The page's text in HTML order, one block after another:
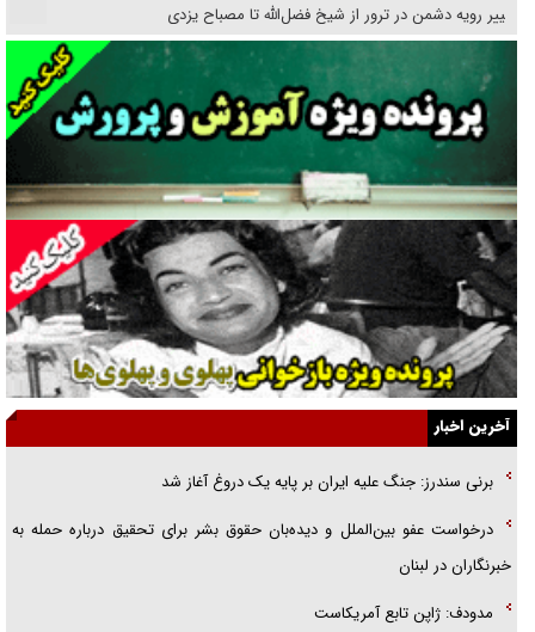
تغییر رویه دشمن در ترور از شیخ فضل‌الله تا مصباح یزدی
خرید قسطی اولش خنده و آخرش گریه است!
فوتبال و آن «بالا»!
راهبرد غافلگیری با نسل جدید پهپاد‌ها
جنجال پزشکان تقلبی در صنعت زیبایی
یهودی‌ها در ادبیات داستانی اروپا؛ از شکسپیر تا دیکنز
گفت‌وگو با خواهر یکی از شهدای جنگ رمضان/ خواهرم فرمانده جهادی و
اهل خدمت بی‌منت بود
جزئیات شکنجه‌هایم فراتر از آن است که در بیان بگنجد!
گزارش «جوان» از قوانین سخت‌گیرانه ۶ قاره در برابر یورش به پاسگاه‌های
تحلیل ابعاد پیام رهبر انقلاب به حزب‌الله/ مقاومت نقشه راه آینده غرب آسیا
آخرین اخبار
برنی سندرز: جنگ علیه ایران بر پایه یک دروغ آغاز شد
درخواست عفو بین‌الملل و دیده‌بان حقوق بشر برای تحقیق درباره حمله به
خبرنگاران در لبنان
مدودف: ژاپن تابع آمریکاست